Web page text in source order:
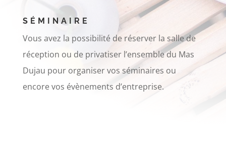
SÉMINAIRE
Vous avez la possibilité de réserver la salle de
réception ou de privatiser l’ensemble du Mas
Dujau pour organiser vos séminaires ou
encore vos évènements d’entreprise.